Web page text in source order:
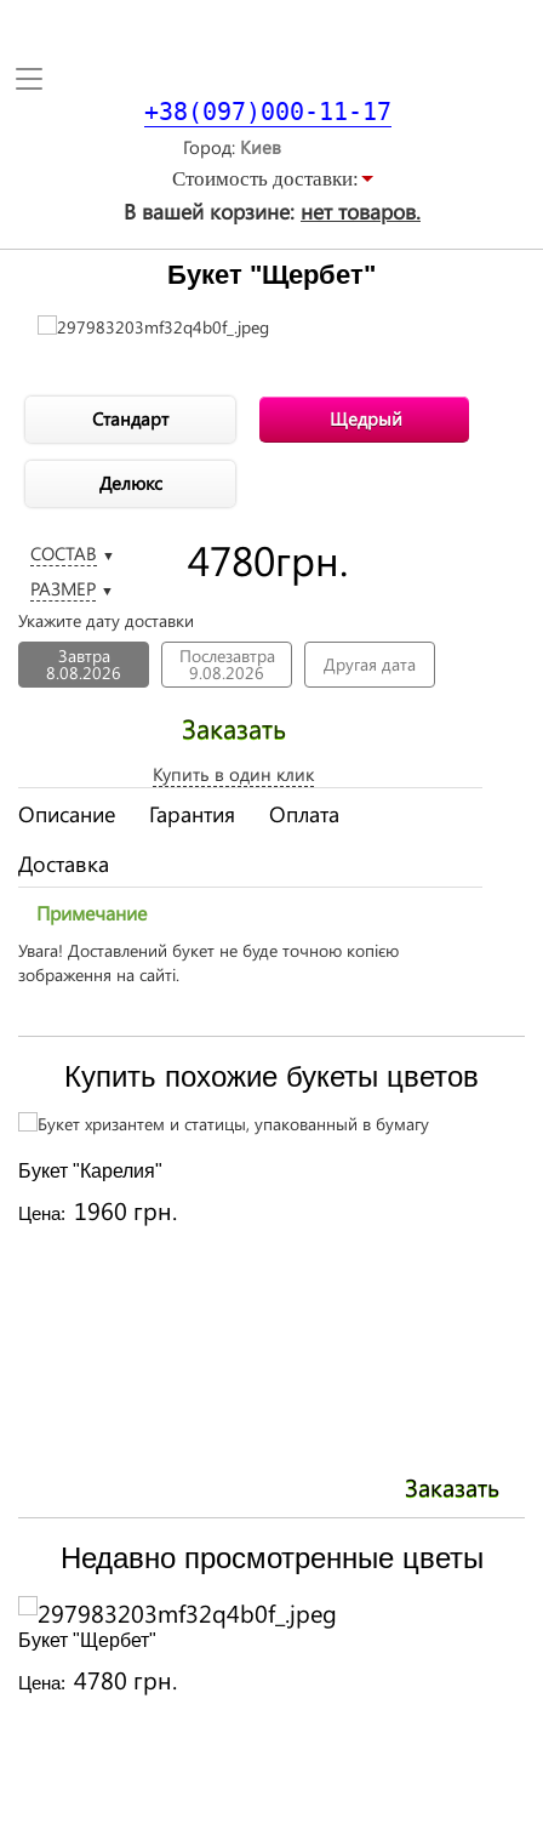
Toggle
+38(097)000-11-17
Город
Стоимость доставки:
В вашей корзине: нет товаров.
Букет "Щербет"
Стандарт Щедрый
Делюкс
СОСТАВ ▼
РАЗМЕР ▼
4780грн.
Укажите дату доставки
Завтра
8.08.2026
Послезавтра
9.08.2026 Другая дата
Заказать
Купить в один клик
Описание Гарантия
Оплата
Доставка
Примечание
Увага! Доставлений букет не буде точною копією
зображення на сайті.
Купить похожие букеты цветов
Букет "Карелия"
Цена: 1960 грн.
Заказать
Недавно просмотренные цветы
Букет "Щербет"
Цена: 4780 грн.